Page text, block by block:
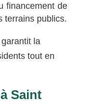
financement de
terrains publics.
la
tout en
Saint